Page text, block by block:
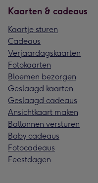
Kaarten & cadeaus
Kaartje sturen
Cadeaus
Verjaardagskaarten
Fotokaarten
Bloemen bezorgen
Geslaagd kaarten
Geslaagd cadeaus
Ansichtkaart maken
Ballonnen versturen
Baby cadeaus
Fotocadeaus
Feestdagen